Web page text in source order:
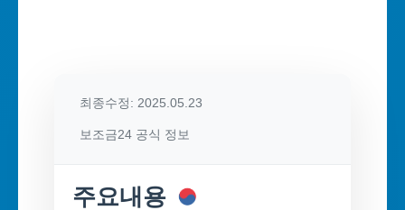
최종수정: 2025.05.23
보조금24 공식 정보
주요내용